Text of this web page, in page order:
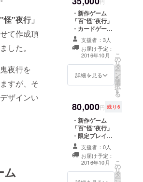
"怪"夜行」
て作成頂
した。
夜行を
すが、そ
ザインい
ム
（和菓
子）
「ペン
とサイ
コロ」
の全５
ゲーム
と、各
詰め合
わせて
送りし
※和菓子
「かい
ちん」
の消費
期限は2
週間で
す。早
う、マットには
枠などを印刷し
ない形で作成し
ます。
円
・新作ゲーム
「百"怪"夜行」
・カードゲーム
「三千世界の烏
を殺し、主と朝
寝がしてみた
い」新版 ・限定
プレイマット ・
限定プロモー
ションカード ・
名前をマニュア
ルに記載
（百"怪"夜行）
・限定ポスター
新作「百"怪"夜
行」のイメージ
ポスターをプレ
イマットにして
お届けします。
支援者：3人
お届け予定：
2016年10月
詳細を見る
こ
の
リ
タ
ー
ン
を
選
択
す
る
80,000円 残り6
・新作ゲーム
「百"怪"夜行」
・限定プレイ
マット ・限定プ
ロモーション
カード ・お名前
をマニュアルに
記載 ・限定生産
支援者：0人
お届け予定：
2016年10月
こ
の
リ
タ
ー